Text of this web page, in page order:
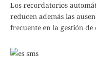
Los recordatorios
reducen además las
frecuente en la gestión de